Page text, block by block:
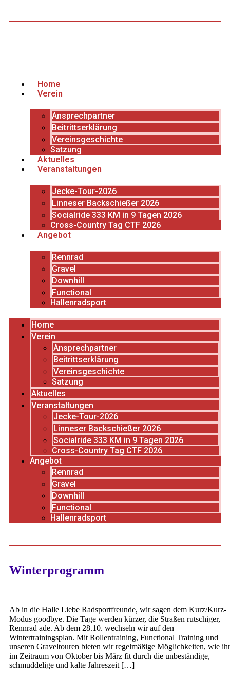
Home
Verein
Ansprechpartner
Beitrittserklärung
Vereinsgeschichte
Satzung
Aktuelles
Veranstaltungen
Jecke-Tour-2026
Linneser Backschießer 2026
Socialride 333 KM in 9 Tagen 2026
Cross-Country Tag CTF 2026
Angebot
Rennrad
Gravel
Downhill
Functional
Hallenradsport
Home
Verein
Ansprechpartner
Beitrittserklärung
Vereinsgeschichte
Satzung
Aktuelles
Veranstaltungen
Jecke-Tour-2026
Linneser Backschießer 2026
Socialride 333 KM in 9 Tagen 2026
Cross-Country Tag CTF 2026
Angebot
Rennrad
Gravel
Downhill
Functional
Hallenradsport
Winterprogramm
Ab in die Halle Liebe Radsportfreunde, wir sagen dem Kurz/Kurz-
Modus goodbye. Die Tage werden kürzer, die Straßen rutschiger,
Rennrad ade. Ab dem 28.10. wechseln wir auf den
Wintertrainingsplan. Mit Rollentraining, Functional Training und
unseren Graveltouren bieten wir regelmäßige Möglichkeiten, wie ihr
im Zeitraum von Oktober bis März fit durch die unbeständige,
schmuddelige und kalte Jahreszeit […]